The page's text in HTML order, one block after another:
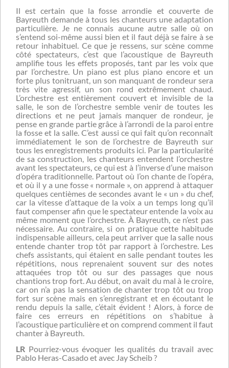
Il est certain que la fosse arrondie et couverte de
Bayreuth demande à tous les chanteurs une adaptation
particulière. Je ne connais aucune autre salle où on
s’entend soi-même aussi bien et il faut déjà se faire à se
retour inhabituel. Ce que je ressens, sur scène comme
côté spectateurs, c’est que l’acoustique de Bayreuth
amplifie tous les effets proposés, tant par les voix que
par l’orchestre. Un piano est plus piano encore et un
forte plus tonitruant, un son manquant de rondeur sera
très vite agressif, un son rond extrêmement chaud.
L’orchestre est entièrement couvert et invisible de la
salle, le son de l’orchestre semble venir de toutes les
directions et ne peut jamais manquer de rondeur, je
pense en grande partie grâce à l’arrondi de la paroi entre
la fosse et la salle. C’est aussi ce qui fait qu’on reconnaît
immédiatement le son de l’orchestre de Bayreuth sur
tous les enregistrements produits ici. Par la particularité
de sa construction, les chanteurs entendent l’orchestre
avant les spectateurs, ce qui est à l’inverse d’une maison
d’opéra traditionnelle. Partout où l’on chante de l’opéra,
et où il y a une fosse « normale », on apprend à attaquer
quelques centièmes de secondes avant le « un » du chef,
car la vitesse d’attaque de la voix a un temps long qu’il
faut compenser afin que le spectateur entende la voix au
même moment que l’orchestre. À Bayreuth, ce n’est pas
nécessaire. Au contraire, si on pratique cette habitude
indispensable ailleurs, cela peut arriver que la salle nous
entende chanter trop tôt par rapport à l’orchestre. Les
chefs assistants, qui étaient en salle pendant toutes les
répétitions, nous reprenaient souvent sur des notes
attaquées trop tôt ou sur des passages que nous
chantions trop fort. Au début, on avait du mal à le croire,
car on n’a pas la sensation de chanter trop tôt ou trop
fort sur scène mais en s’enregistrant et en écoutant le
rendu depuis la salle, c’était évident ! Alors, à force de
faire ces erreurs en répétitions on s’habitue à
l’acoustique particulière et on comprend comment il faut
chanter à Bayreuth.
LR Pourriez-vous évoquer les qualités du travail avec
Pablo Heras-Casado et avec Jay Scheib ?